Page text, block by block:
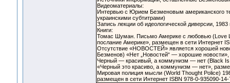
Видеоматериалы:
Интервью с Юрием Безменовым американского
украинскими субтитрами)
Запись лекции об идеологической диверсии,
Книги:
Томас Шуман. Письмо Америке с любовью (Love
послание Америке», размещен в сети Интернет
Отсутствие «НОВОСТЕЙ» является хорошей
Безменов) «Нет „Новостей“ — хорошие
Черный — красивый, а коммунизм — нет (Black
«Черный это красиво, а коммунизм — нет»,
Мировая полиция мысли (World Thought Police)
размещен в сети Интернет ISBN 978-0-935090-14-